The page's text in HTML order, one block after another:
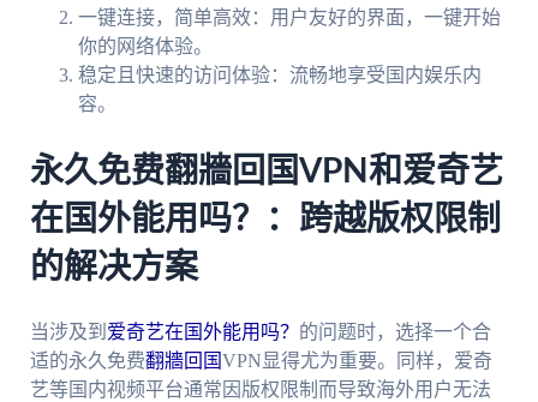
一键连接，简单高效：用户友好的界面，一键开始
你的网络体验。
稳定且快速的访问体验：流畅地享受国内娱乐内
容。
永久免费翻牆回国VPN和爱奇艺
在国外能用吗？：跨越版权限制
的解决方案
当涉及到 爱奇艺在国外能用吗？ 的问题时，选择一个合
适的永久免费翻牆回国VPN显得尤为重要。同样，爱奇
艺等国内视频平台通常因版权限制而导致海外用户无法